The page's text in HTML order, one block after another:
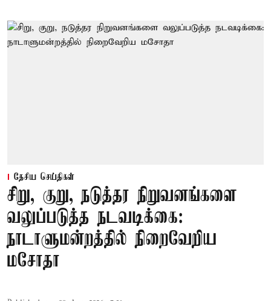
தேசிய செய்திகள்
சிறு, குறு, நடுத்தர நிறுவனங்களை
வலுப்படுத்த நடவடிக்கை:
நாடாளுமன்றத்தில் நிறைவேறிய
மசோதா